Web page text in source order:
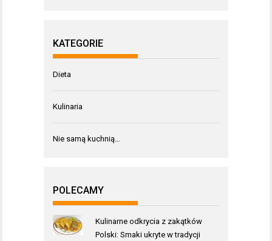
KATEGORIE
Dieta
Kulinaria
Nie samą kuchnią…
POLECAMY
Kulinarne odkrycia z zakątków
Polski: Smaki ukryte w tradycji